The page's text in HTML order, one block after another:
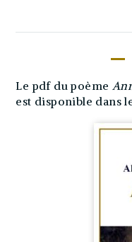
Le pdf du poème
est disponible dans